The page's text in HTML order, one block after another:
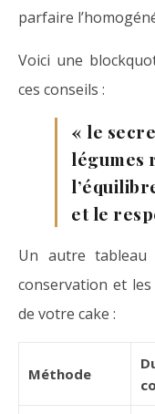
parfaire
Voici une
ces conseils :
« le
légumes
et le
Un autre tableau
conservation et
de votre cake :
Méthode